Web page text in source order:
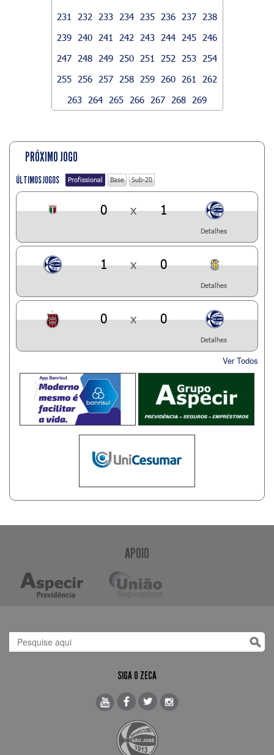
231
232 233 234 235 236 237
238
239
240 241 242 243 244 245
246
247
248 249 250 251 252 253
254
255
256 257 258 259 260 261
262
263
264 265 266 267 268 269
PRÓXIMO JOGO
ÚLTIMOS JOGOS Profissional Base Sub-20
0 x 1
Detalhes
1 x 0
Detalhes
0 x 0
Detalhes
Ver Todos
APOIO
SIGA O ZECA